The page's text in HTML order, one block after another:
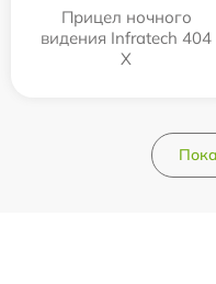
Прицел ночного
видения Infratech 404
Х